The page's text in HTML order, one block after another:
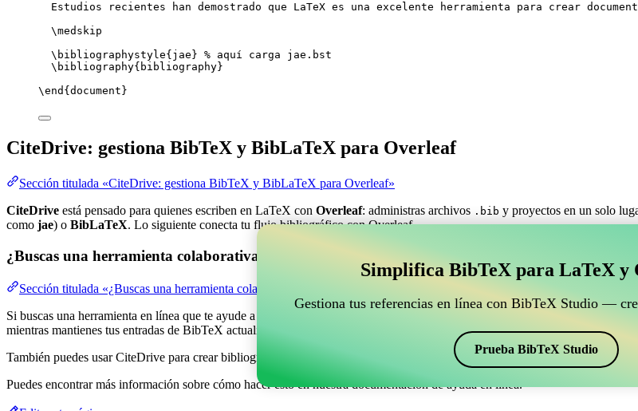
Estudios recientes han demostrado que LaTeX es una excelente herramienta para crear
\medskip
\bibliographystyle{jae} % aquí carga jae.bst
\bibliography{bibliography}
\end { document }
CiteDrive: gestiona BibTeX y BibLaTeX para Overleaf
Sección titulada «CiteDrive: gestiona BibTeX y BibLaTeX para Overleaf»
CiteDrive está pensado para quienes escriben en LaTeX con Overleaf: administras archivos .bib y proyectos en un solo
como jae) o BibLaTeX. Lo siguiente conecta tu flujo bibliográfico con Overleaf.
¿Buscas una herramienta colaborativa en línea para gestionar tus referencias BibTeX que se
Sección titulada «¿Buscas una herramienta colaborativa en línea para gestionar tus referencias BibTeX que se conecte con
Si buscas una herramienta en línea que te ayude a gestionar tus referencias, citas y bibliografía en Overleaf, ¡CiteDrive
mientras mantienes tus entradas de BibTeX actualizadas en tu proyecto de Overleaf.
También puedes usar CiteDrive para crear bibliografías y citas en varios estilos, incluyendo jae. Así que si buscas una
Puedes encontrar más información sobre cómo hacer esto en nuestra documentación de ayuda en línea.
Simplifica BibTeX para LaTeX y
Gestiona tus referencias en línea con BibTeX Studio —
Prueba BibTeX Studio